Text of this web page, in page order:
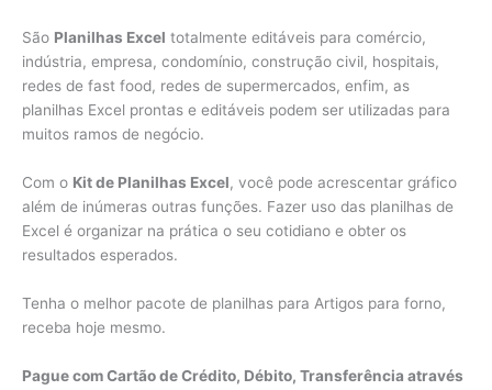
São Planilhas Excel totalmente editáveis para comércio,
indústria, empresa, condomínio, construção civil, hospitais,
redes de fast food, redes de supermercados, enfim, as
planilhas Excel prontas e editáveis podem ser utilizadas para
muitos ramos de negócio.
Com o Kit de Planilhas Excel, você pode acrescentar gráfico
além de inúmeras outras funções. Fazer uso das planilhas de
Excel é organizar na prática o seu cotidiano e obter os
resultados esperados.
Tenha o melhor pacote de planilhas para Artigos para forno,
receba hoje mesmo.
Pague com Cartão de Crédito, Débito, Transferência através